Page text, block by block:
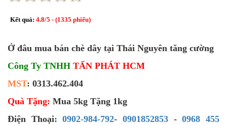
Kết quả: 4.8/5 - (1335 phiếu)
Ở đâu mua bán chè dây tại Thái Nguyên tăng cường
Công Ty TNHH TẤN PHÁT HCM
MST: 0313.462.404
Quà Tặng: Mua 5kg Tặng 1kg
Điện Thoại:0902-984-792-0901852853 -0968 455